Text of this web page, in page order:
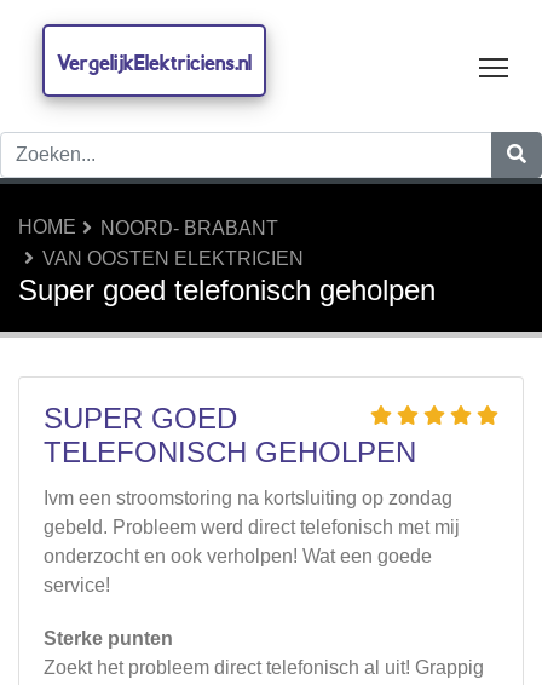
VergelijkElektriciens.nl
HOME
NOORD- BRABANT
VAN OOSTEN ELEKTRICIEN
Super goed telefonisch geholpen
SUPER GOED
TELEFONISCH GEHOLPEN
Ivm een stroomstoring na kortsluiting op zondag
gebeld. Probleem werd direct telefonisch met mij
onderzocht en ook verholpen! Wat een goede
service!
Sterke punten
Zoekt het probleem direct telefonisch al uit! Grappig